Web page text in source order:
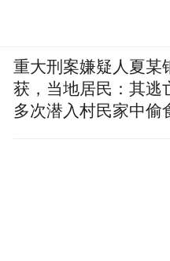
重大刑案嫌疑人夏某
获，当地居民：其逃
多次潜入村民家中偷